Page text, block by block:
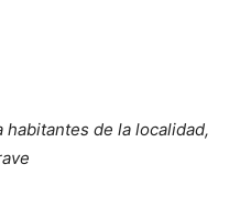
de la localidad,